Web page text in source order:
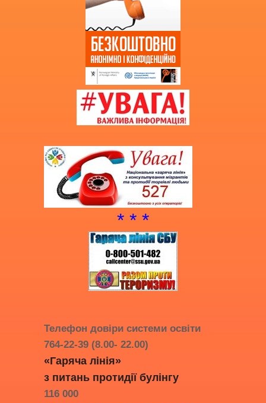
НМТ 2025
* * *
Телефон довіри системи освіти
764-22-39 (8.00- 22.00)
«Гаряча лінія»
з питань протидії булінгу
116 000